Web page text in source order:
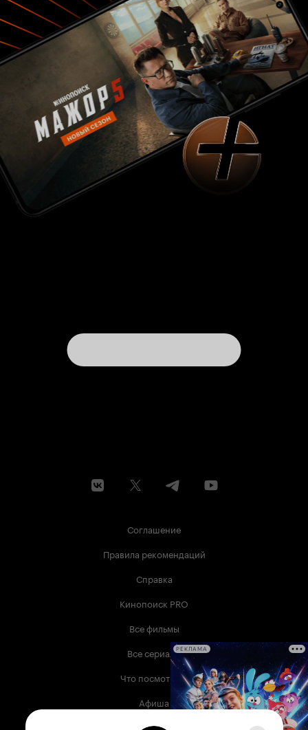
Соглашение
Правила рекомендаций
Справка
Кинопоиск PRO
Все фильмы
Все сериалы
Что посмотреть
Афиша
Музыка
РЕКЛАМА